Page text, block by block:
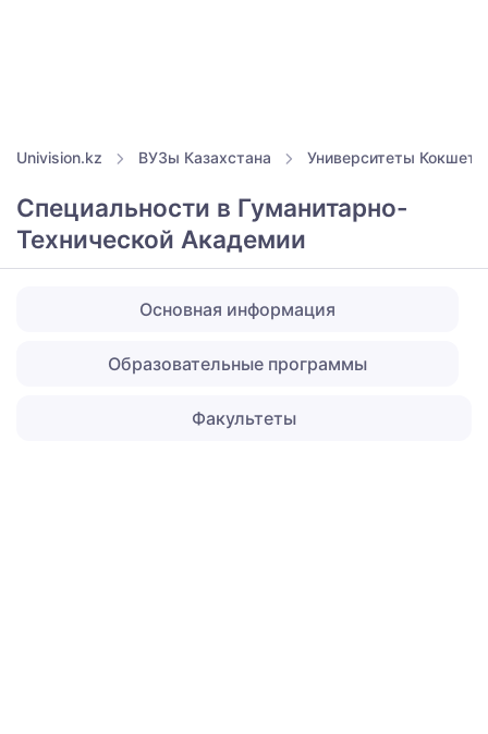
Univision.kz ВУЗы Казахстана Университеты
Специальности в Гуманитарно-
Технической Академии
Основная информация
Образовательные программы
Факультеты